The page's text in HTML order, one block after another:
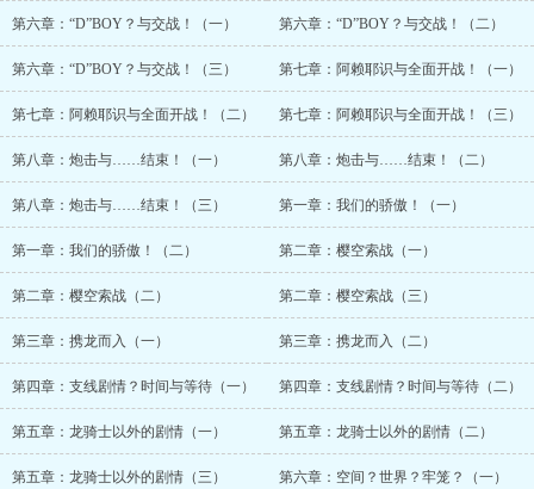
第六章：“D”BOY？与交战！（一） 第六章：“D”BOY？与交战！（二）
第六章：“D”BOY？与交战！（三） 第七章：阿赖耶识与全面开战！（一）
第七章：阿赖耶识与全面开战！（二） 第七章：阿赖耶识与全面开战！（三）
第八章：炮击与……结束！（一） 第八章：炮击与……结束！（二）
第八章：炮击与……结束！（三） 第一章：我们的骄傲！（一）
第一章：我们的骄傲！（二） 第二章：樱空索战（一）
第二章：樱空索战（二） 第二章：樱空索战（三）
第三章：携龙而入（一） 第三章：携龙而入（二）
第四章：支线剧情？时间与等待（一） 第四章：支线剧情？时间与等待（二）
第五章：龙骑士以外的剧情（一） 第五章：龙骑士以外的剧情（二）
第五章：龙骑士以外的剧情（三） 第六章：空间？世界？牢笼？（一）